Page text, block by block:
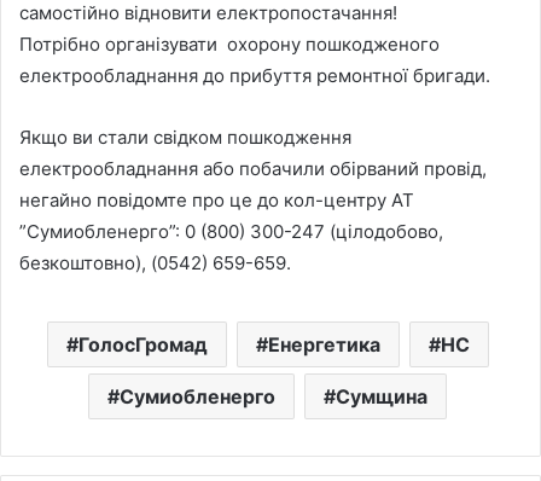
самостійно відновити електропостачання!
Потрібно організувати охорону пошкодженого
електрообладнання до прибуття ремонтної бригади.
Якщо ви стали свідком пошкодження
електрообладнання або побачили обірваний провід,
негайно повідомте про це до кол-центру АТ
”Сумиобленерго”: 0 (800) 300-247 (цілодобово,
безкоштовно), (0542) 659-659.
ГолосГромад Енергетика НС
Сумиобленерго Сумщина